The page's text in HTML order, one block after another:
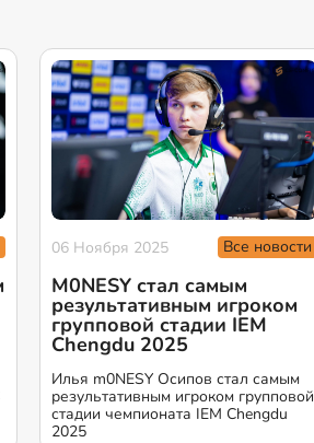
06 Ноября 2025 Все новости
M0NESY стал самым
результативным игроком
групповой стадии IEM
Chengdu 2025
Илья m0NESY Осипов стал самым
результативным игроком групповой
стадии чемпионата IEM Chengdu
2025